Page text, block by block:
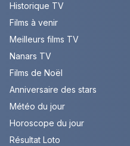
Historique TV
Films à venir
Meilleurs films TV
Nanars TV
Films de Noël
Anniversaire des stars
Météo du jour
Horoscope du jour
Résultat Loto